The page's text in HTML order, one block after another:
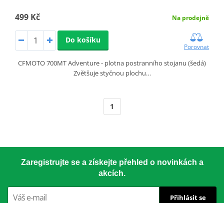
499 Kč Na prodejně
Do košíku
Porovnat
CFMOTO 700MT Adventure - plotna postranního stojanu (šedá)
Zvětšuje styčnou plochu…
1
Zaregistrujte se a získejte přehled o novinkách a
akcích.
Přihlásit se